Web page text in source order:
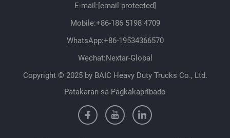
E-mail:[email protected]
Mobile:+86-186 5198 4709
WhatsApp:+86-19534366570
Wechat:Nextar-Global
Copyright © 2025 by BAIC Heavy Duty Trucks Co., Ltd.
Patakaran sa Pagkakapribado